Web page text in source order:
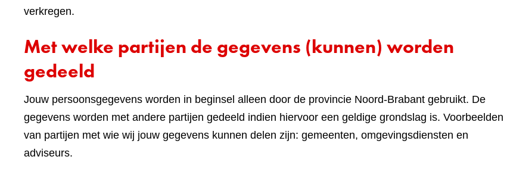
verkregen.
Met welke partijen de gegevens (kunnen) worden
gedeeld
Jouw persoonsgegevens worden in beginsel alleen door de provincie Noord-Brabant gebruikt. De
gegevens worden met andere partijen gedeeld indien hiervoor een geldige grondslag is. Voorbeelden
van partijen met wie wij jouw gegevens kunnen delen zijn: gemeenten, omgevingsdiensten en
adviseurs.